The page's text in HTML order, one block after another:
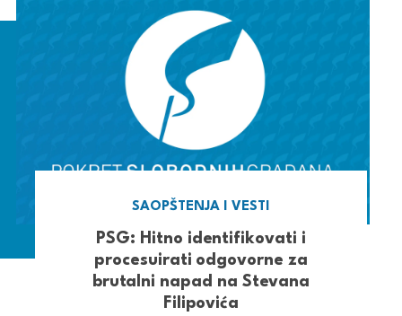
SAOPŠTENJA I VESTI
PSG: Hitno identifikovati i
procesuirati odgovorne za
brutalni napad na Stevana
Filipovića